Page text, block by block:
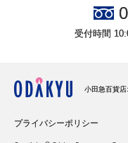
受付時間
小田急百貨
プライバシーポリシー